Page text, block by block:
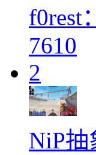
f0rest
7610
2
NiP抽